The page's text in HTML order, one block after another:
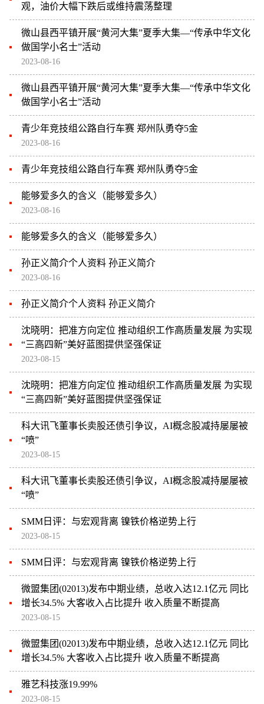
观，油价大幅下跌后或维持震荡整理
微山县西平镇开展“黄河大集”夏季大集—“传承中华文化
做国学小名士”活动
2023-08-16
微山县西平镇开展“黄河大集”夏季大集—“传承中华文化
做国学小名士”活动
青少年竞技组公路自行车赛 郑州队勇夺5金
2023-08-16
青少年竞技组公路自行车赛 郑州队勇夺5金
能够爱多久的含义（能够爱多久）
2023-08-16
能够爱多久的含义（能够爱多久）
孙正义简介个人资料 孙正义简介
2023-08-16
孙正义简介个人资料 孙正义简介
沈晓明：把准方向定位 推动组织工作高质量发展 为实现
“三高四新”美好蓝图提供坚强保证
2023-08-15
沈晓明：把准方向定位 推动组织工作高质量发展 为实现
“三高四新”美好蓝图提供坚强保证
科大讯飞董事长卖股还债引争议，AI概念股减持屡屡被
“喷”
2023-08-15
科大讯飞董事长卖股还债引争议，AI概念股减持屡屡被
“喷”
SMM日评：与宏观背离 镍铁价格逆势上行
2023-08-15
SMM日评：与宏观背离 镍铁价格逆势上行
微盟集团(02013)发布中期业绩，总收入达12.1亿元 同比
增长34.5% 大客收入占比提升 收入质量不断提高
2023-08-15
微盟集团(02013)发布中期业绩，总收入达12.1亿元 同比
增长34.5% 大客收入占比提升 收入质量不断提高
雅艺科技涨19.99%
2023-08-15